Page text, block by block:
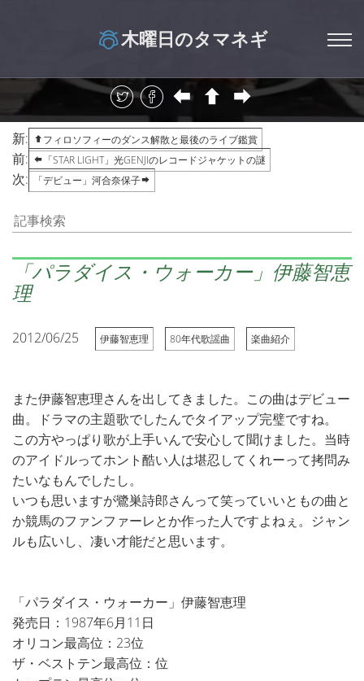
木曜日のタマネギ
新: フィロソフィーのダンス解散と最後のライブ鑑賞
前: 「STAR LIGHT」光GENJIのレコードジャケットの謎
次: 「デビュー」河合奈保子
「パラダイス・ウォーカー」伊藤智恵
理
2012/06/25 伊藤智恵理 80年代歌謡曲 楽曲紹介
また伊藤智恵理さんを出してきました。この曲はデビュー
曲。ドラマの主題歌でしたんでタイアップ完璧ですね。
この方やっぱり歌が上手いんで安心して聞けました。当時
のアイドルってホント酷い人は堪忍してくれーって拷問み
たいなもんでしたし。
いつも思いますが鷺巣詩郎さんって笑っていいともの曲と
か競馬のファンファーレとか作った人ですよねぇ。ジャン
ルも広いし、凄い才能だと思います。
「パラダイス・ウォーカー」伊藤智恵理
発売日：1987年6月11日
オリコン最高位：23位
ザ・ベストテン最高位：位